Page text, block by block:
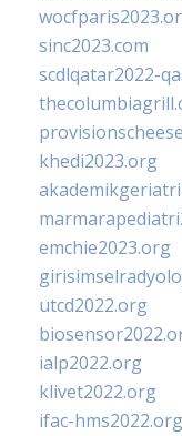
sinc2023.com
scdlqatar2022-
khedi2023.org
emchie2023.org
utcd2022.org
ialp2022.org
klivet2022.org
ifac-hms2022.org